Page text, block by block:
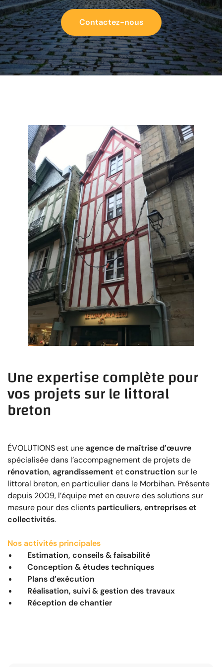
Contactez-nous
Une expertise complète pour
vos projets sur le littoral
breton
ÉVOLUTIONS est uneagence de maîtrise d’œuvre
spécialisée dans l’accompagnement de projets de
rénovation,agrandissement etconstruction sur le
littoral breton, en particulier dans le Morbihan. Présente
depuis 2009, l’équipe met en œuvre des solutions sur
mesure pour des clients particuliers, entreprises et
collectivités.
Nos activités principales
Estimation, conseils & faisabilité
Conception & études techniques
Plans d’exécution
Réalisation, suivi & gestion des travaux
Réception de chantier